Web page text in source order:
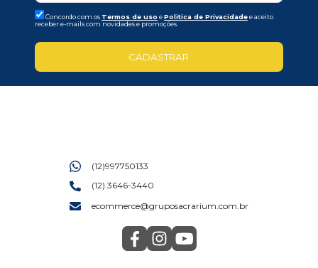
Concordo com os Termos de uso ePolitica de Privacidadee aceito
receber e-mails com novidades e promoções.
CADASTRAR
(12)997750133
(12) 3646-3440
ecommerce@gruposacrarium.com.br